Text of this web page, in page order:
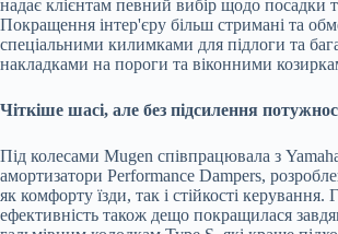
надає клієнтам певний вибір щодо посадки
Покращення інтер'єру більш стримані та
спеціальними килимками для підлоги та
накладками на пороги та віконними
Чіткіше шасі, але без підсилення
Під колесами Mugen співпрацювала з
амортизатори Performance Dampers,
як комфорту їзди, так і стійкості керування.
ефективність також дещо покращилася